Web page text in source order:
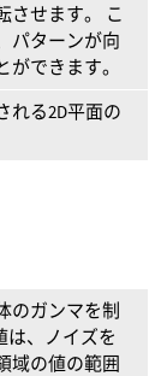
させます。 こ
パターンが向
ができます。
れる2D平面の
のガンマを制
は、ノイズを
域の値の範囲